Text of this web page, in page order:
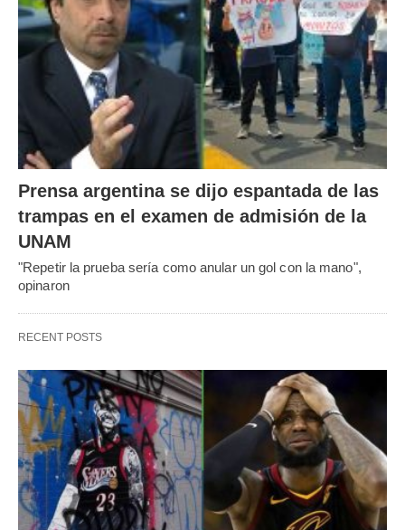
Prensa argentina se dijo espantada de las
trampas en el examen de admisión de la
UNAM
"Repetir la prueba sería como anular un gol con la mano",
opinaron
RECENT POSTS